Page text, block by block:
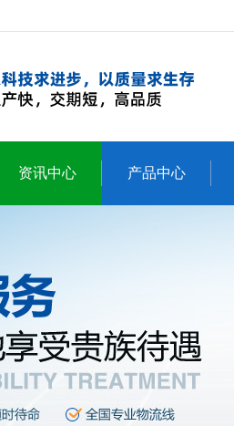
资讯中心 产品中心